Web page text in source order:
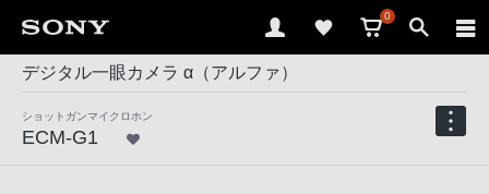
0
デジタル一眼カメラ α（アルファ）
ショットガンマイクロホン
ECM-G1